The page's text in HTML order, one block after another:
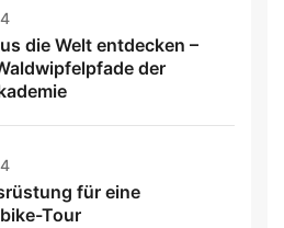
die Welt entdecken –
der
für eine
Tour